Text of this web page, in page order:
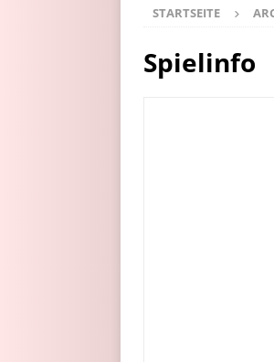
STARTSEITE
Spielinfo